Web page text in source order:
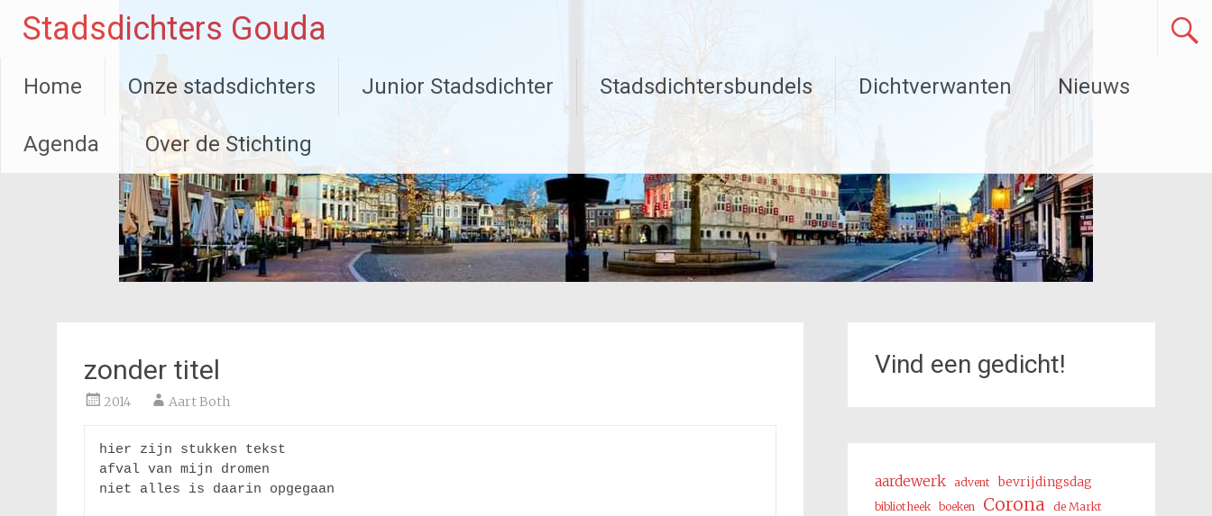
naar
inhoud
Stadsdichters Gouda
Home Onze stadsdichters Junior Stadsdichter Stadsdichtersbundels Dichtverwanten Nieuws
Agenda Over de Stichting
zonder titel
2014 Aart Both
hier zijn stukken tekst
afval van mijn dromen
niet alles is daarin opgegaan
Vind een gedicht!
aardewerk advent bevrijdingsdag
bibliotheek boeken Corona
de Markt